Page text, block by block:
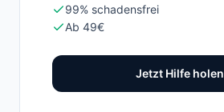
99% schadensfrei
Ab 49€
Jetzt Hilfe holen